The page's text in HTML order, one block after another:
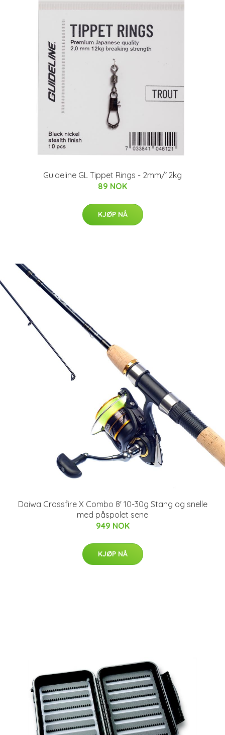
Guideline GL Tippet Rings - 2mm/12kg
89 NOK
KJØP NÅ
Daiwa Crossfire X Combo 8' 10-30g Stang og snelle
med påspolet sene
949 NOK
KJØP NÅ